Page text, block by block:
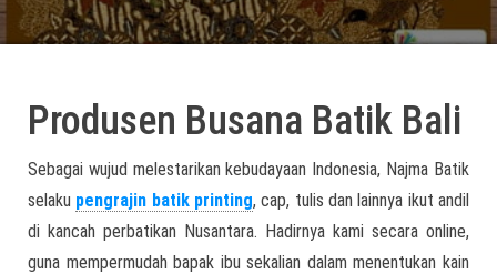
Produsen Busana Batik Bali
Sebagai wujud melestarikan kebudayaan Indonesia, Najma Batik
selaku pengrajin batik printing, cap, tulis dan lainnya ikut andil
di kancah perbatikan Nusantara. Hadirnya kami secara online,
guna mempermudah bapak ibu sekalian dalam menentukan kain